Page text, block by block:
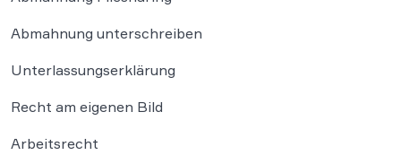
Abmahnung unterschreiben
Unterlassungserklärung
Recht am eigenen Bild
Arbeitsrecht